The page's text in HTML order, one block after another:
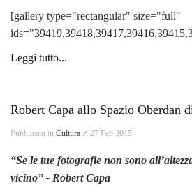
[gallery type="rectangular" size="full"
Leggi tutto...
Robert Capa allo Spazio Oberdan
Pubblicato in Cultura ⁄ 27 Feb 2015
“Se le tue fotografie non sono
vicino” - Robert Capa